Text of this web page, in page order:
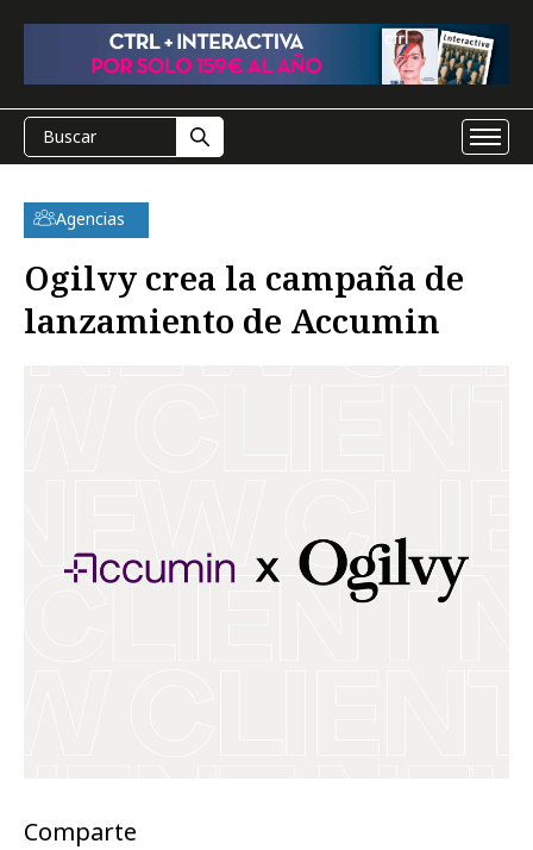
Agencias
Ogilvy crea la campaña de
lanzamiento de Accumin
Comparte